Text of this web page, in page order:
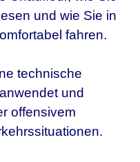
und wie Sie in
fahren.
technische
und
offensivem